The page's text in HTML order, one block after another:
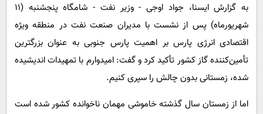
سلامت
فرهنگی
بین الملل
اجتماعی
حیات وحش
به گزارش ایسنا، جواد اوجی - وزیر نفت - شامگاه پنجشنبه (۱۱
شهریورماه) پس از نشست با مدیران صنعت نفت در منطقه ویژه
اقتصادی انرژی پارس بر اهمیت پارس جنوبی به‌ عنوان بزرگترین
تأمین‌کننده گاز کشور تأکید کرد و گفت: امیدوارم با تمهیدات اندیشیده
شده، زمستانی بدون چالش را سپری کنیم.
اما از زمستان سال گذشته خاموشی مهمان ناخوانده کشور شده است